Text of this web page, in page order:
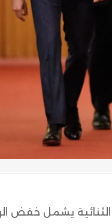
الثنائية يشمل خفض